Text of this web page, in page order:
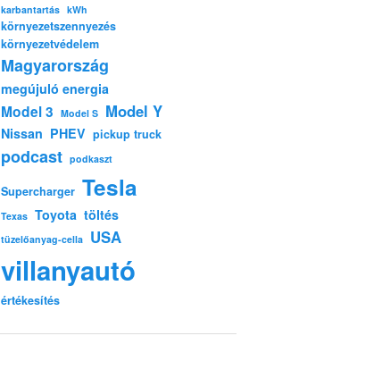
karbantartás kWh
környezetszennyezés
környezetvédelem
Magyarország
megújuló energia
Model 3 Model S Model Y
Nissan PHEV pickup truck
podcast podkaszt
Supercharger Tesla
Texas Toyota töltés
tüzelőanyag-cella USA
villanyautó
értékesítés